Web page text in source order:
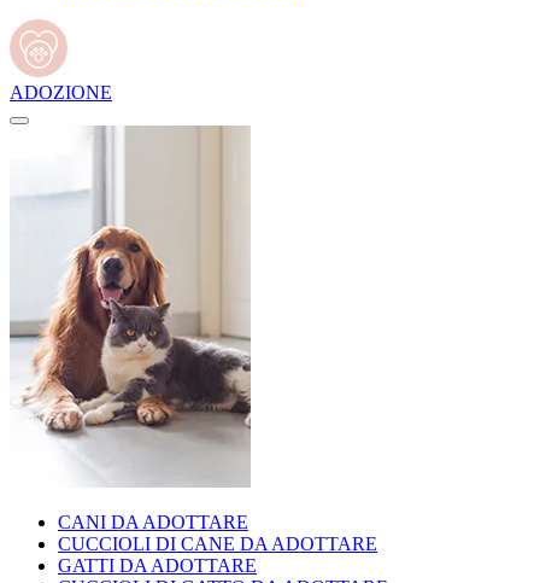
ADOZIONE
CANI DA ADOTTARE
CUCCIOLI DI CANE DA ADOTTARE
GATTI DA ADOTTARE